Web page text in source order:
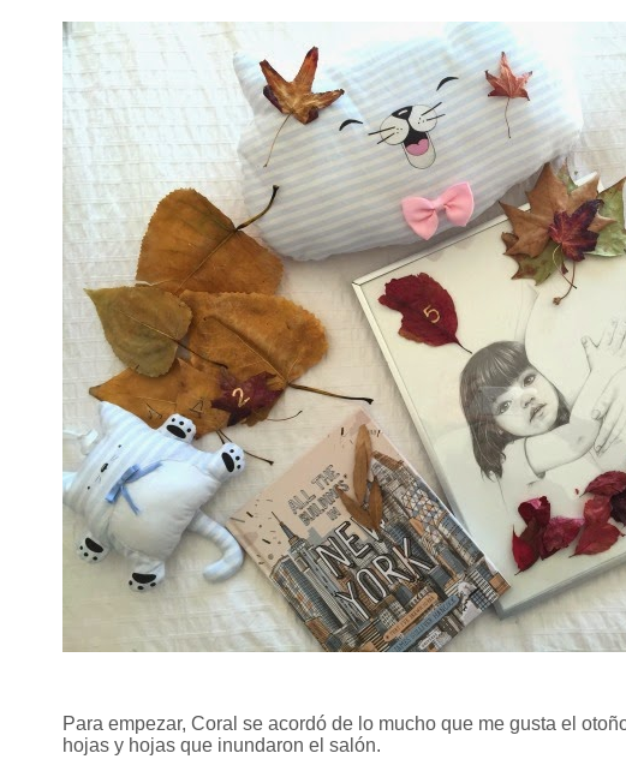
Para empezar, Coral se acordó de lo mucho que me gusta el
hojas y hojas que inundaron el salón.